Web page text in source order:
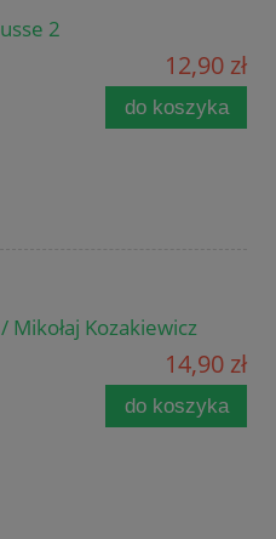
2
12,90 zł
do koszyka
Kozakiewicz
14,90 zł
do koszyka